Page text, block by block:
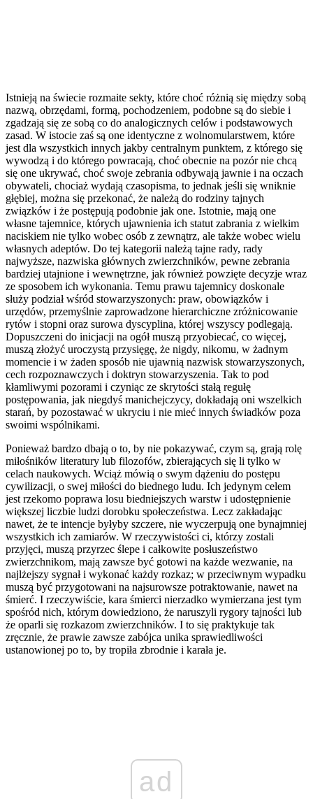
Istnieją na świecie rozmaite sekty, które choć różnią się między sobą
nazwą, obrzędami, formą, pochodzeniem, podobne są do siebie i
zgadzają się ze sobą co do analogicznych celów i podstawowych
zasad. W istocie zaś są one identyczne z wolnomularstwem, które
jest dla wszystkich innych jakby centralnym punktem, z którego się
wywodzą i do którego powracają, choć obecnie na pozór nie chcą
się one ukrywać, choć swoje zebrania odbywają jawnie i na oczach
obywateli, chociaż wydają czasopisma, to jednak jeśli się wniknie
głębiej, można się przekonać, że należą do rodziny tajnych
związków i że postępują podobnie jak one. Istotnie, mają one
własne tajemnice, których ujawnienia ich statut zabrania z wielkim
naciskiem nie tylko wobec osób z zewnątrz, ale także wobec wielu
własnych adeptów. Do tej kategorii należą tajne rady, rady
najwyższe, nazwiska głównych zwierzchników, pewne zebrania
bardziej utajnione i wewnętrzne, jak również powzięte decyzje wraz
ze sposobem ich wykonania. Temu prawu tajemnicy doskonale
służy podział wśród stowarzyszonych: praw, obowiązków i
urzędów, przemyślnie zaprowadzone hierarchiczne zróżnicowanie
rytów i stopni oraz surowa dyscyplina, której wszyscy podlegają.
Dopuszczeni do inicjacji na ogół muszą przyobiecać, co więcej,
muszą złożyć uroczystą przysięgę, że nigdy, nikomu, w żadnym
momencie i w żaden sposób nie ujawnią nazwisk stowarzyszonych,
cech rozpoznawczych i doktryn stowarzyszenia. Tak to pod
kłamliwymi pozorami i czyniąc ze skrytości stałą regułę
postępowania, jak niegdyś manichejczycy, dokładają oni wszelkich
starań, by pozostawać w ukryciu i nie mieć innych świadków poza
swoimi wspólnikami.
Ponieważ bardzo dbają o to, by nie pokazywać, czym są, grają rolę
miłośników literatury lub filozofów, zbierających się li tylko w
celach naukowych. Wciąż mówią o swym dążeniu do postępu
cywilizacji, o swej miłości do biednego ludu. Ich jedynym celem
jest rzekomo poprawa losu biedniejszych warstw i udostępnienie
większej liczbie ludzi dorobku społeczeństwa. Lecz zakładając
nawet, że te intencje byłyby szczere, nie wyczerpują one bynajmniej
wszystkich ich zamiarów. W rzeczywistości ci, którzy zostali
przyjęci, muszą przyrzec ślepe i całkowite posłuszeństwo
zwierzchnikom, mają zawsze być gotowi na każde wezwanie, na
najlżejszy sygnał i wykonać każdy rozkaz; w przeciwnym wypadku
muszą być przygotowani na najsurowsze potraktowanie, nawet na
śmierć. I rzeczywiście, kara śmierci nierzadko wymierzana jest tym
spośród nich, którym dowiedziono, że naruszyli rygory tajności lub
że oparli się rozkazom zwierzchników. I to się praktykuje tak
zręcznie, że prawie zawsze zabójca unika sprawiedliwości
ustanowionej po to, by tropiła zbrodnie i karała je.
ad